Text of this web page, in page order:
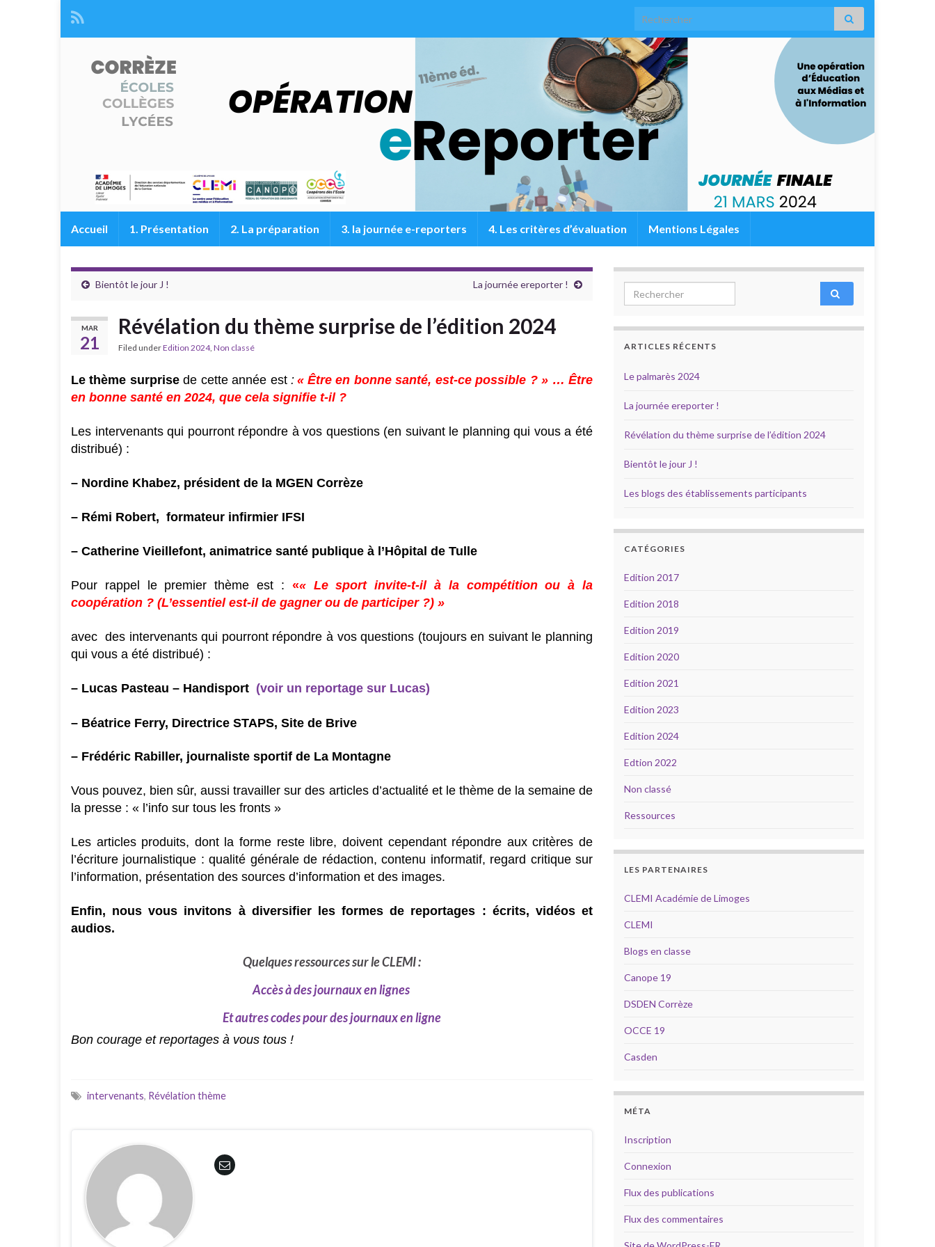
Search for:
Accueil 1. Présentation 2. La préparation 3. la journée e-reporters 4. Les critères d’évaluation Mentions Légales
Bientôt le jour J ! La journée ereporter !
MAR
21
Révélation du thème surprise de l’édition 2024
Filed underEdition 2024, Non classé
Le thème surprisede cette année est: « Être en bonne santé, est-ce possible ? » … Être
en bonne santé en 2024, que cela signifie t-il ?
Les intervenants qui pourront répondre à vos questions (en suivant le planning qui vous a été
distribué) :
– Nordine Khabez, président de la MGEN Corrèze
– Rémi Robert, formateur infirmier IFSI
– Catherine Vieillefont, animatrice santé publique à l’Hôpital de Tulle
Pour rappel le premier thème est : «« Le sport invite-t-il à la compétition ou à la
coopération ? (L’essentiel est-il de gagner ou de participer ?) »
avec des intervenants qui pourront répondre à vos questions (toujours en suivant le planning
qui vous a été distribué) :
– Lucas Pasteau – Handisport (voir un reportage sur Lucas)
– Béatrice Ferry, Directrice STAPS, Site de Brive
– Frédéric Rabiller, journaliste sportif de La Montagne
Vous pouvez, bien sûr, aussi travailler sur des articles d’actualité et le thème de la semaine de
la presse : « l’info sur tous les fronts »
Les articles produits, dont la forme reste libre, doivent cependant répondre aux critères de
l’écriture journalistique : qualité générale de rédaction, contenu informatif, regard critique sur
l’information, présentation des sources d’information et des images.
Enfin, nous vous invitons à diversifier les formes de reportages : écrits, vidéos et
audios.
Quelques ressources sur le CLEMI :
Accès à des journaux en lignes
Et autres codes pour des journaux en ligne
Bon courage et reportages à vous tous !
intervenants, Révélation thème
Search for:
ARTICLES RÉCENTS
Le palmarès 2024
La journée ereporter !
Révélation du thème surprise de l’édition 2024
Bientôt le jour J !
Les blogs des établissements participants
CATÉGORIES
Edition 2017
Edition 2018
Edition 2019
Edition 2020
Edition 2021
Edition 2023
Edition 2024
Edtion 2022
Non classé
Ressources
LES PARTENAIRES
CLEMI Académie de Limoges
CLEMI
Blogs en classe
Canope 19
DSDEN Corrèze
OCCE 19
Casden
MÉTA
Inscription
Connexion
Flux des publications
Flux des commentaires